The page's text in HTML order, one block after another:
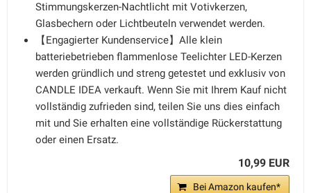
Stimmungskerzen-Nachtlicht mit Votivkerzen,
Glasbechern oder Lichtbeuteln verwendet werden.
【Engagierter Kundenservice】Alle klein
batteriebetrieben flammenlose Teelichter LED-Kerzen
werden gründlich und streng getestet und exklusiv von
CANDLE IDEA verkauft. Wenn Sie mit Ihrem Kauf nicht
vollständig zufrieden sind, teilen Sie uns dies einfach
mit und Sie erhalten eine vollständige Rückerstattung
oder einen Ersatz.
10,99 EUR
Bei Amazon kaufen*